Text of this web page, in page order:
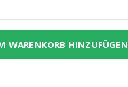
WARENKORB HINZUFÜGEN